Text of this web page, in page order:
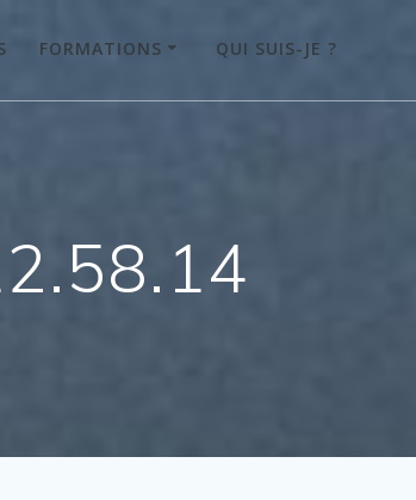
FORMATIONS QUI SUIS-JE ?